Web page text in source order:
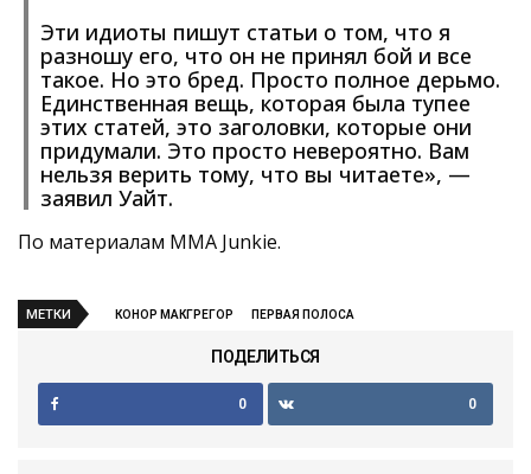
Эти идиоты пишут статьи о том, что я
разношу его, что он не принял бой и все
такое. Но это бред. Просто полное дерьмо.
Единственная вещь, которая была тупее
этих статей, это заголовки, которые они
придумали. Это просто невероятно. Вам
нельзя верить тому, что вы читаете», —
заявил Уайт.
По материалам MMA Junkie.
МЕТКИ КОНОР МАКГРЕГОР ПЕРВАЯ ПОЛОСА
ПОДЕЛИТЬСЯ
0 0